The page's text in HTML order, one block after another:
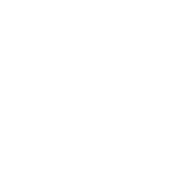
Femenino y